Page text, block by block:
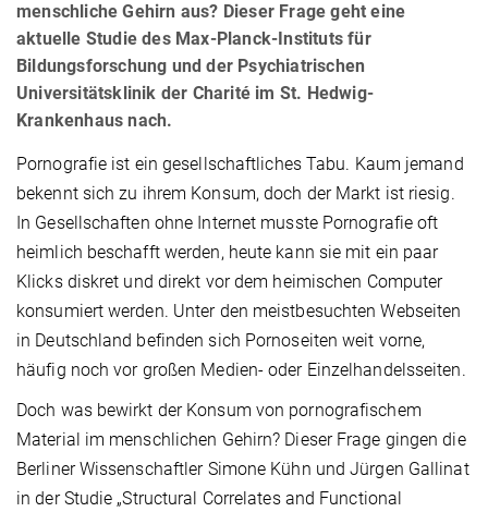
menschliche Gehirn aus? Dieser Frage geht eine
aktuelle Studie des Max-Planck-Instituts für
Bildungsforschung und der Psychiatrischen
Universitätsklinik der Charité im St. Hedwig-
Krankenhaus nach.
Pornografie ist ein gesellschaftliches Tabu. Kaum jemand
bekennt sich zu ihrem Konsum, doch der Markt ist riesig.
In Gesellschaften ohne Internet musste Pornografie oft
heimlich beschafft werden, heute kann sie mit ein paar
Klicks diskret und direkt vor dem heimischen Computer
konsumiert werden. Unter den meistbesuchten Webseiten
in Deutschland befinden sich Pornoseiten weit vorne,
häufig noch vor großen Medien- oder Einzelhandelsseiten.
Doch was bewirkt der Konsum von pornografischem
Material im menschlichen Gehirn? Dieser Frage gingen die
Berliner Wissenschaftler Simone Kühn und Jürgen Gallinat
in der Studie „Structural Correlates and Functional